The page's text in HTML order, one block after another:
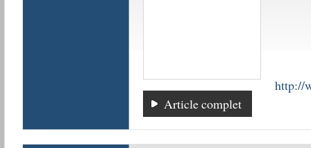
http://
Article complet